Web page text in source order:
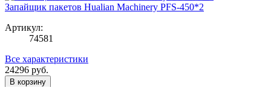
Запайщик пакетов Hualian Machinery PFS-450*2
Артикул:
74581
Все характеристики
24296 руб.
В корзину